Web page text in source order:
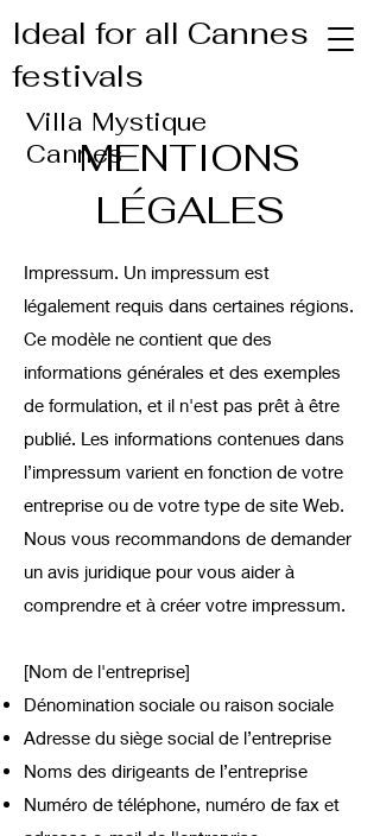
Villa Mystique
Cannes
Ideal for all Cannes
festivals
MENTIONS
LÉGALES
Impressum. Un impressum est
légalement requis dans certaines régions.
Ce modèle ne contient que des
informations générales et des exemples
de formulation, et il n'est pas prêt à être
publié. Les informations contenues dans
l’impressum varient en fonction de votre
entreprise ou de votre type de site Web.
Nous vous recommandons de demander
un avis juridique pour vous aider à
comprendre et à créer votre impressum.
[Nom de l'entreprise]
Dénomination sociale ou raison sociale
Adresse du siège social de l’entreprise
Noms des dirigeants de l’entreprise
Numéro de téléphone, numéro de fax et